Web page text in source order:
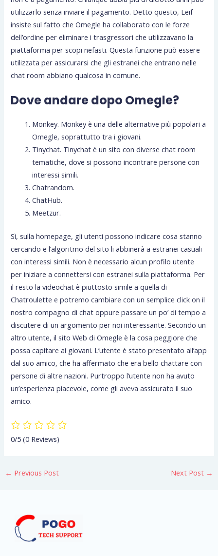
utilizzarlo senza inviare il pagamento. Detto questo, Leif
insiste sul fatto che Omegle ha collaborato con le forze
dell’ordine per eliminare i trasgressori che utilizzavano la
piattaforma per scopi nefasti. Questa funzione può essere
utilizzata per assicurarsi che gli estranei che entrano nelle
chat room abbiano qualcosa in comune.
Dove andare dopo Omegle?
Monkey. Monkey è una delle alternative più popolari a
Omegle, soprattutto tra i giovani.
Tinychat. Tinychat è un sito con diverse chat room
tematiche, dove si possono incontrare persone con
interessi simili.
Chatrandom.
ChatHub.
Meetzur.
Sì, sulla homepage, gli utenti possono indicare cosa stanno
cercando e l’algoritmo del sito li abbinerà a estranei casuali
con interessi simili. Non è necessario alcun profilo utente
per iniziare a connettersi con estranei sulla piattaforma. Per
il resto la videochat è piuttosto simile a quella di
Chatroulette e potremo cambiare con un semplice click on il
nostro compagno di chat oppure passare un po’ di tempo a
discutere di un argomento per noi interessante. Secondo un
altro utente, il sito Web di Omegle è la cosa peggiore che
possa capitare ai giovani. L’utente è stato presentato all’app
dal suo amico, che ha affermato che era bello chattare con
persone di altre nazioni. Purtroppo l’utente non ha avuto
un’esperienza piacevole, come gli aveva assicurato il suo
amico.
0/5(0 Reviews)
← Previous Post Next Post →